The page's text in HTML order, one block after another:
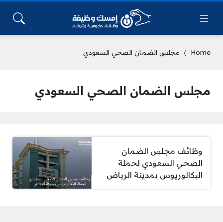
Home مجلس الضمان الصحي السعودي
مجلس الضمان الصحي السعودي
وظائف مجلس الضمان
الصحي السعودي لحملة
البكالوريوس بمدينة الرياض